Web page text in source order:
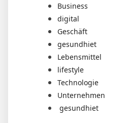
Business
digital
Geschäft
gesundhiet
Lebensmittel
lifestyle
Technologie
Unternehmen
gesundhiet